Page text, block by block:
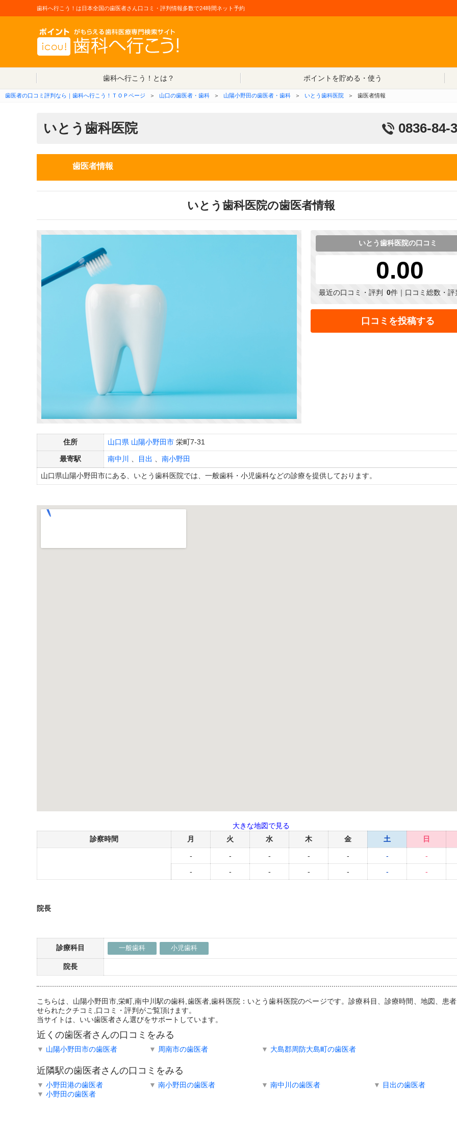
歯科へ行こう！は日本全国の歯医者さん口コミ・評判情報多数で24時間ネット予約
歯科へ行こう！とは？
ポイントを貯める・使う
歯医者の口コミ評判なら｜歯科へ行こう！ＴＯＰページ ＞ 山口の歯医者・歯科 ＞ 山陽小野田の歯医者・歯科 ＞ いとう歯科医院 ＞ 歯医者情報
いとう歯科医院 0836-84-
歯医者情報
いとう歯科医院の歯医者情報
いとう歯科医院の口コミ
0.00
最近の口コミ・評判 0件｜口コミ総数・評
口コミを投稿する
住所 山口県 山陽小野田市 栄町7-31
最寄駅 南中川 目出 南小野田
山口県山陽小野田市にある、いとう歯科医院では、一般歯科・小児歯科などの診療を提供しております。
大きな地図で見る
診察時間
月 火 水 木 金 土 日
- - - - - - -
-
- - - - - -
院長
診療科目 一般歯科 小児歯科
院長
こちらは、山陽小野田市,栄町,南中川駅の歯科,歯医者,歯科医院：いとう歯科医院のページです。診療科目、診療時間、地図、患
せられたクチコミ,口コミ・評判がご覧頂けます。
当サイトは、いい歯医者さん選びをサポートしています。
近くの歯医者さんの口コミをみる
▼ 山陽小野田市の歯医者 ▼ 周南市の歯医者 ▼ 大島郡周防大島町の歯医者
近隣駅の歯医者さんの口コミをみる
▼ 小野田港の歯医者 ▼ 南小野田の歯医者 ▼ 南中川の歯医者 ▼ 目出の歯医者
▼ 小野田の歯医者